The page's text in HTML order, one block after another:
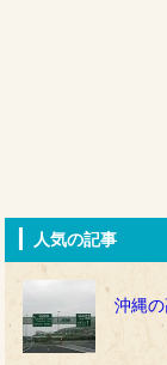
人気の記事
沖縄